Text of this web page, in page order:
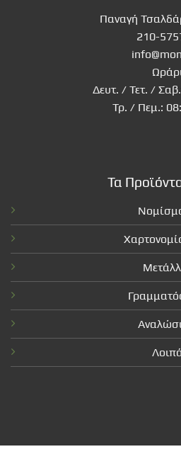
Παναγή
210-
Δευτ. / Τετ. /
Τρ. / Πεμ.:
Τα